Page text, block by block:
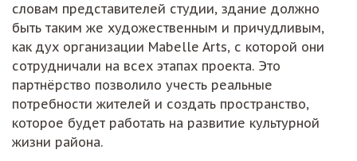
словам представителей студии, здание должно
быть таким же художественным и причудливым,
как дух организации Mabelle Arts, с которой они
сотрудничали на всех этапах проекта. Это
партнёрство позволило учесть реальные
потребности жителей и создать пространство,
которое будет работать на развитие культурной
жизни района.